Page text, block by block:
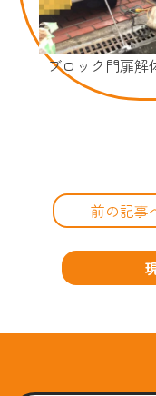
ブロック門扉解
前の記事